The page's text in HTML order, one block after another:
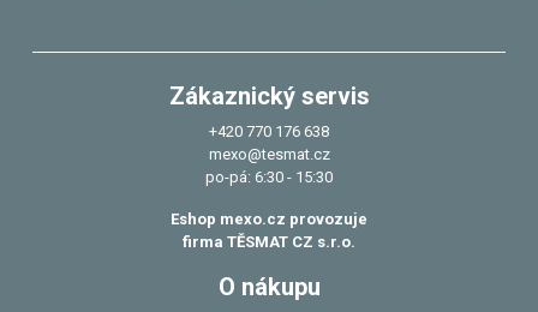
Zákaznický servis
+420 770 176 638
mexo@tesmat.cz
po-pá: 6:30 - 15:30
Eshop mexo.cz provozuje
firma TĚSMAT CZ s.r.o.
O nákupu